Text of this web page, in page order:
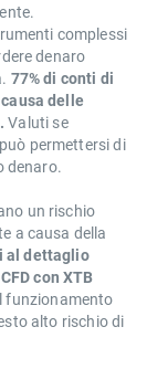
complessi
denaro
77% di conti di
delle
Valuti se
permettersi di
denaro.
un rischio
a causa della
al dettaglio
con XTB
funzionamento
alto rischio di